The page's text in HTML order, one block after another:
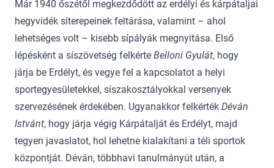
Már 1940 őszétől megkezdődött az erdélyi és kárpátaljai
hegyvidék síterepeinek feltárása, valamint – ahol
lehetséges volt – kisebb sípályák megnyitása. Első
lépésként a síszövetség felkérte Belloni Gyulát, hogy
járja be Erdélyt, és vegye fel a kapcsolatot a helyi
sportegyesületekkel, síszakosztályokkal versenyek
szervezésének érdekében. Ugyanakkor felkérték Déván
Istvánt, hogy járja végig Kárpátalját és Erdélyt, majd
tegyen javaslatot, hol lehetne kialakítani a téli sportok
központját. Déván, többhavi tanulmányút után, a